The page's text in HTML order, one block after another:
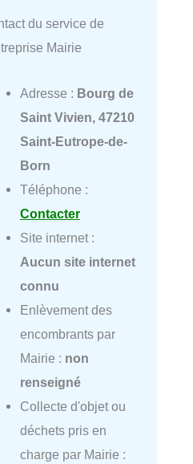
du service de
Mairie
Adresse : Bourg de
Saint Vivien, 47210
Saint-Eutrope-de-
Born
Téléphone :
Contacter
Site internet :
Aucun site internet
connu
Enlèvement des
encombrants par
Mairie : non
renseigné
Collecte d'objet ou
déchets pris en
charge par Mairie :